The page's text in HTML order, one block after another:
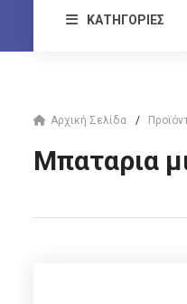
ΚΑΤΗΓΟΡΊΕΣ
Αρχική Σελίδα
Μπαταρια